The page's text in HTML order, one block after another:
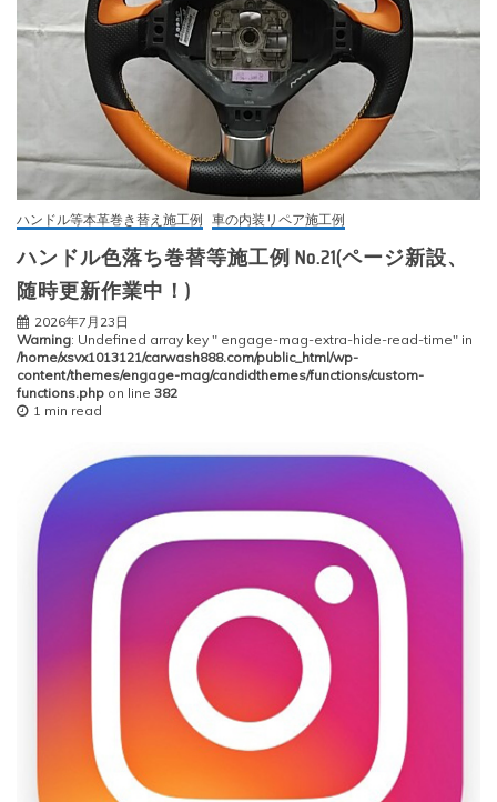
ハンドル等本革巻き替え施工例 車の内装リペア施工例
ハンドル色落ち巻替等施工例 No.21(ページ新設、
随時更新作業中！)
2026年7月23日
Warning: Undefined array key " engage-mag-extra-hide-read-time" in
/home/xsvx1013121/carwash888.com/public_html/wp-
content/themes/engage-mag/candidthemes/functions/custom-
functions.php on line 382
1 min read